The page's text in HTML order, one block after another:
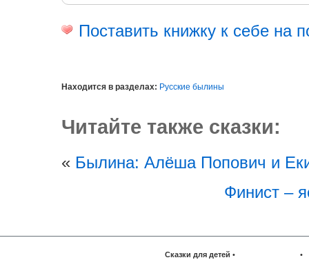
Поставить книжку к себе на
Находится в разделах: Русские былины
Читайте также сказки:
« Былина: Алёша Попович и
Финист –
Сказки для детей • •